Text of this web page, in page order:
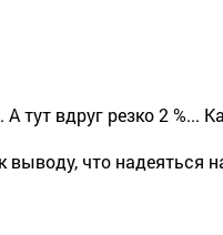
тут вдруг резко 2 %...
выводу, что надеяться